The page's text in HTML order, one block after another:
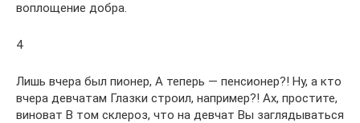
воплощение добра.
4
Лишь вчера был пионер, А теперь — пенсионер?! Ну, а кто
вчера девчатам Глазки строил, например?! Ах, простите,
виноват В том склероз, что на девчат Вы заглядываться